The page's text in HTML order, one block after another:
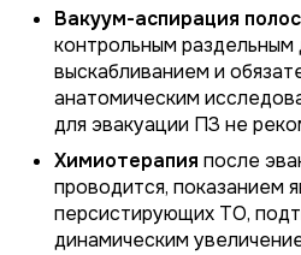
Вакуум-аспирация
контрольным раздельным
выскабливанием и
анатомическим
для эвакуации ПЗ не
Химиотерапия после
проводится, показанием
персистирующих ТО,
динамическим